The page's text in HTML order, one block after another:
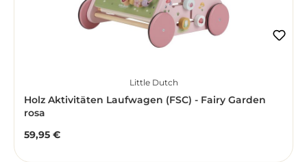
Little Dutch
Holz Aktivitäten Laufwagen (FSC) - Fairy Garden
rosa
Regulärer Preis:
59,95 €